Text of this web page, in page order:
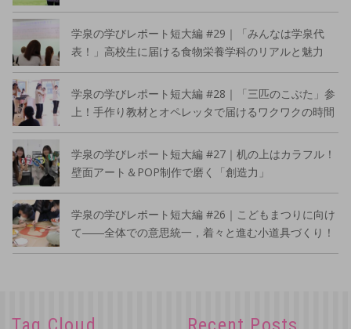
学泉の学びレポート短大編 #29｜「みんなは学泉代
表！」高校生に届ける食物栄養学科のリアルと魅力
学泉の学びレポート短大編 #28｜「三匹のこぶた」参
上！手作り教材とオペレッタで届けるワクワクの時間
学泉の学びレポート短大編 #27｜机の上はカラフル！
壁面アート＆POP制作で磨く「創造力」
学泉の学びレポート短大編 #26｜こどもまつりに向け
て――全体での意思統一，着々と進む小道具づくり！